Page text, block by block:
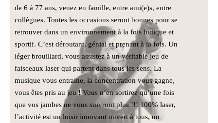
de 6 à 77 ans, venez en famille, entre ami(e)s, entre
collègues. Toutes les occasions seront bonnes pour se
retrouver dans un environnement à la fois ludique et
sportif. C’est déroutant, génial et prenant à la fois. Un
léger brouillard, vous assistez à un véritable jeu de
faisceaux laser qui partent dans tous les sens. La
musique vous entraine, la concentration vous gagne,
vous êtes pris au jeu ! Vous n’en sortirez qu’une fois
que vos jambes ne vous suivront plus !!! 100% laser,
l’activité est un loisir innovant ouvert à tous, un